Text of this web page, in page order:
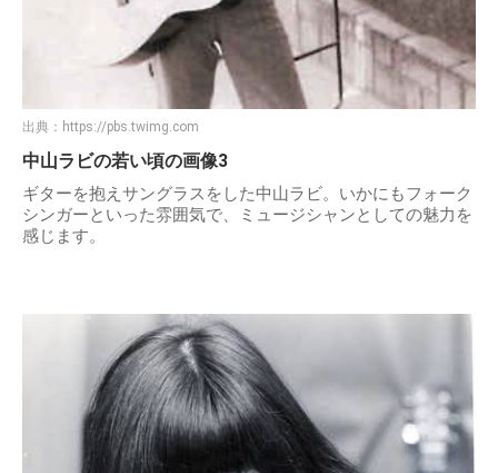
出典： https://pbs.twimg.com
中山ラビの若い頃の画像3
ギターを抱えサングラスをした中山ラビ。いかにもフォーク
シンガーといった雰囲気で、ミュージシャンとしての魅力を
感じます。